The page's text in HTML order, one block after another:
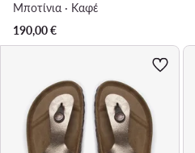
Μποτίνια · Καφέ
190,00€